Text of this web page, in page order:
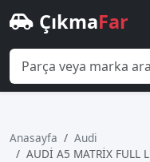
ÇıkmaFar
Anasayfa
Audi
AUDİ A5 MATRİX FULL